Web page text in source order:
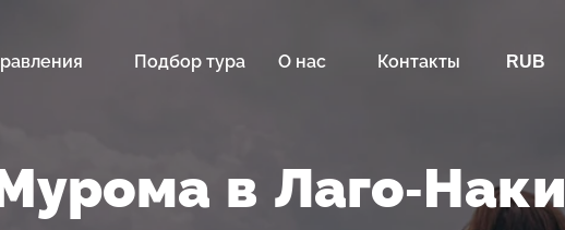
Подбор тура О нас Контакты RUB
в Лаго-Наки